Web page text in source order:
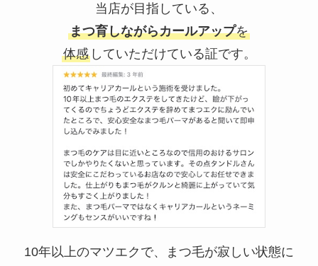
当店が目指している、
まつ育しながらカールアップを
体感していただけている証です。
10年以上のマツエクで、まつ毛が寂しい状態に